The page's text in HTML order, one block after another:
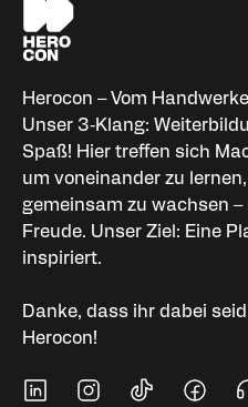
Herocon – Vom
Unser 3‑Klang:
Spaß! Hier treffen sich
um voneinander zu
gemeinsam zu wachsen
Freude. Unser Ziel: Eine
inspiriert.
Danke, dass ihr dabei
Herocon!
Soziale